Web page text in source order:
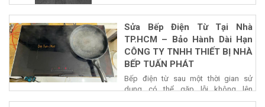
Sửa Bếp Điện Từ Tại Nhà
TP.HCM – Bảo Hành Dài Hạn
CÔNG TY TNHH THIẾT BỊ NHÀ
BẾP TUẤN PHÁT
Bếp điện từ sau một thời gian sử
dụng có thể gặp lỗi không lên
nguồn,...